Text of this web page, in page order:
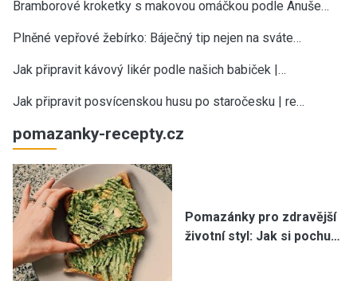
Bramborové kroketky s makovou omáčkou podle Anuše…
Plněné vepřové žebírko: Báječný tip nejen na sváte…
Jak připravit kávový likér podle našich babiček |…
Jak připravit posvícenskou husu po staročesku | re…
pomazanky-recepty.cz
Pomazánky pro zdravější
životní styl: Jak si pochu…